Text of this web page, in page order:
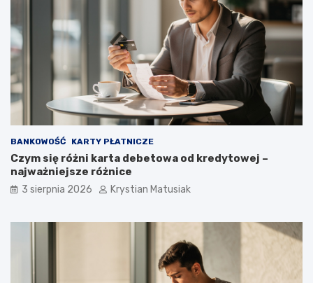
BANKOWOŚĆ KARTY PŁATNICZE
Czym się różni karta debetowa od kredytowej –
najważniejsze różnice
3 sierpnia 2026 Krystian Matusiak